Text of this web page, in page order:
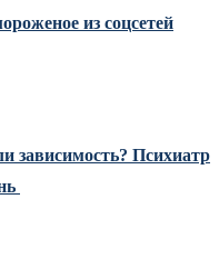
из соцсетей
зависимость? Психиатр